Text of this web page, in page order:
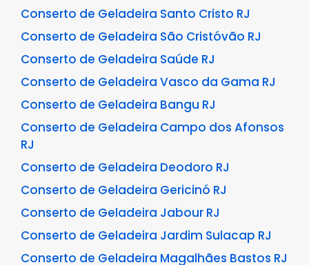
Conserto de Geladeira Santo Cristo RJ
Conserto de Geladeira São Cristóvão RJ
Conserto de Geladeira Saúde RJ
Conserto de Geladeira Vasco da Gama RJ
Conserto de Geladeira Bangu RJ
Conserto de Geladeira Campo dos Afonsos
RJ
Conserto de Geladeira Deodoro RJ
Conserto de Geladeira Gericinó RJ
Conserto de Geladeira Jabour RJ
Conserto de Geladeira Jardim Sulacap RJ
Conserto de Geladeira Magalhães Bastos RJ